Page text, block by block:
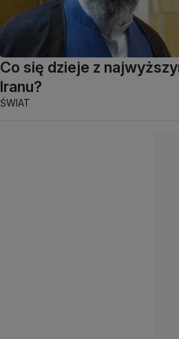
Co się dzieje z
Iranu?
ŚWIAT